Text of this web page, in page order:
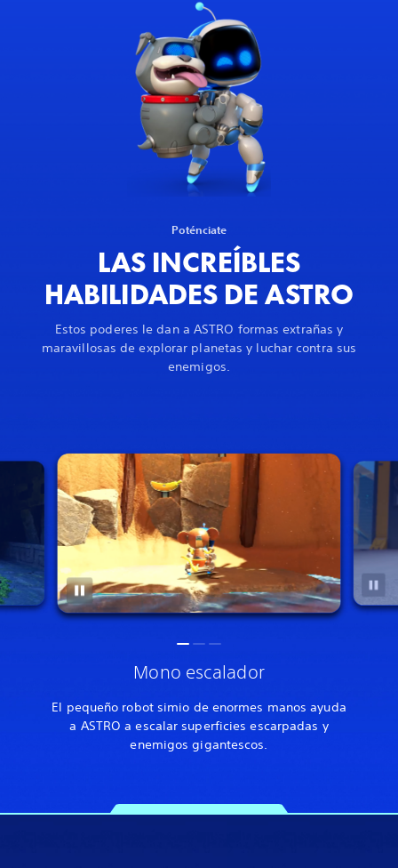
Poténciate
LAS INCREÍBLES
HABILIDADES DE ASTRO
Estos poderes le dan a ASTRO formas extrañas y
maravillosas de explorar planetas y luchar contra sus
enemigos.
Mono escalador
El pequeño robot simio de enormes manos ayuda
a ASTRO a escalar superficies escarpadas y
enemigos gigantescos.